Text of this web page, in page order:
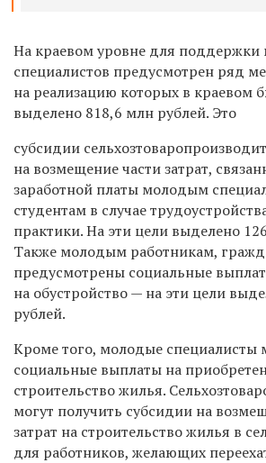
На краевом уровне для
специалистов предусмотрен ряд
на реализацию которых в краевом
выделено 818,6 млн рублей. Это
субсидии
на возмещение части затрат,
заработной платы молодым
студентам в случае
практики. На эти цели выделено
Также молодым работникам,
предусмотрены социальные
на обустройство — на эти цели
рублей.
Кроме того, молодые специалисты
социальные выплаты на
строительство жилья.
могут получить субсидии на
затрат на строительство жилья в
для работников, желающих